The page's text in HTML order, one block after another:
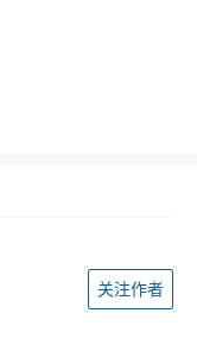
关注作者